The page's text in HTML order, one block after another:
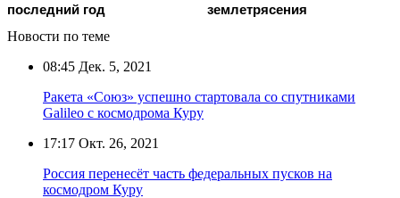
последний год
землетрясения
Новости по теме
08:45 Дек. 5, 2021
Ракета «Союз» успешно стартовала со спутниками
Galileo с космодрома Куру
17:17 Окт. 26, 2021
Россия перенесёт часть федеральных пусков на
космодром Куру